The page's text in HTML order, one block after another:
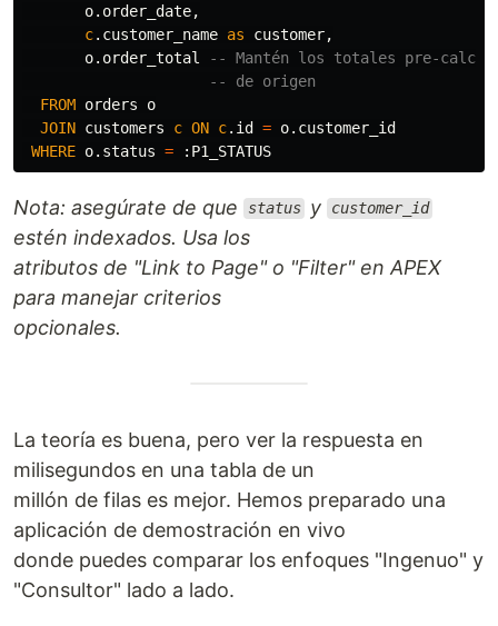
o. order_date,
c. customer_name as customer,
o. order_total
-- Mantén los totales pre-
-- de origen
FROM orders
o
JOIN customers c ON c. id = o. customer_id
WHERE o. status = : P1_STATUS
Nota: asegúrate de que status y customer_id
estén indexados. Usa los
atributos de "Link to Page" o "Filter" en APEX
para manejar criterios
opcionales.
La teoría es buena, pero ver la respuesta en
milisegundos en una tabla de un
millón de filas es mejor. Hemos preparado una
aplicación de demostración en vivo
donde puedes comparar los enfoques "Ingenuo" y
"Consultor" lado a lado.